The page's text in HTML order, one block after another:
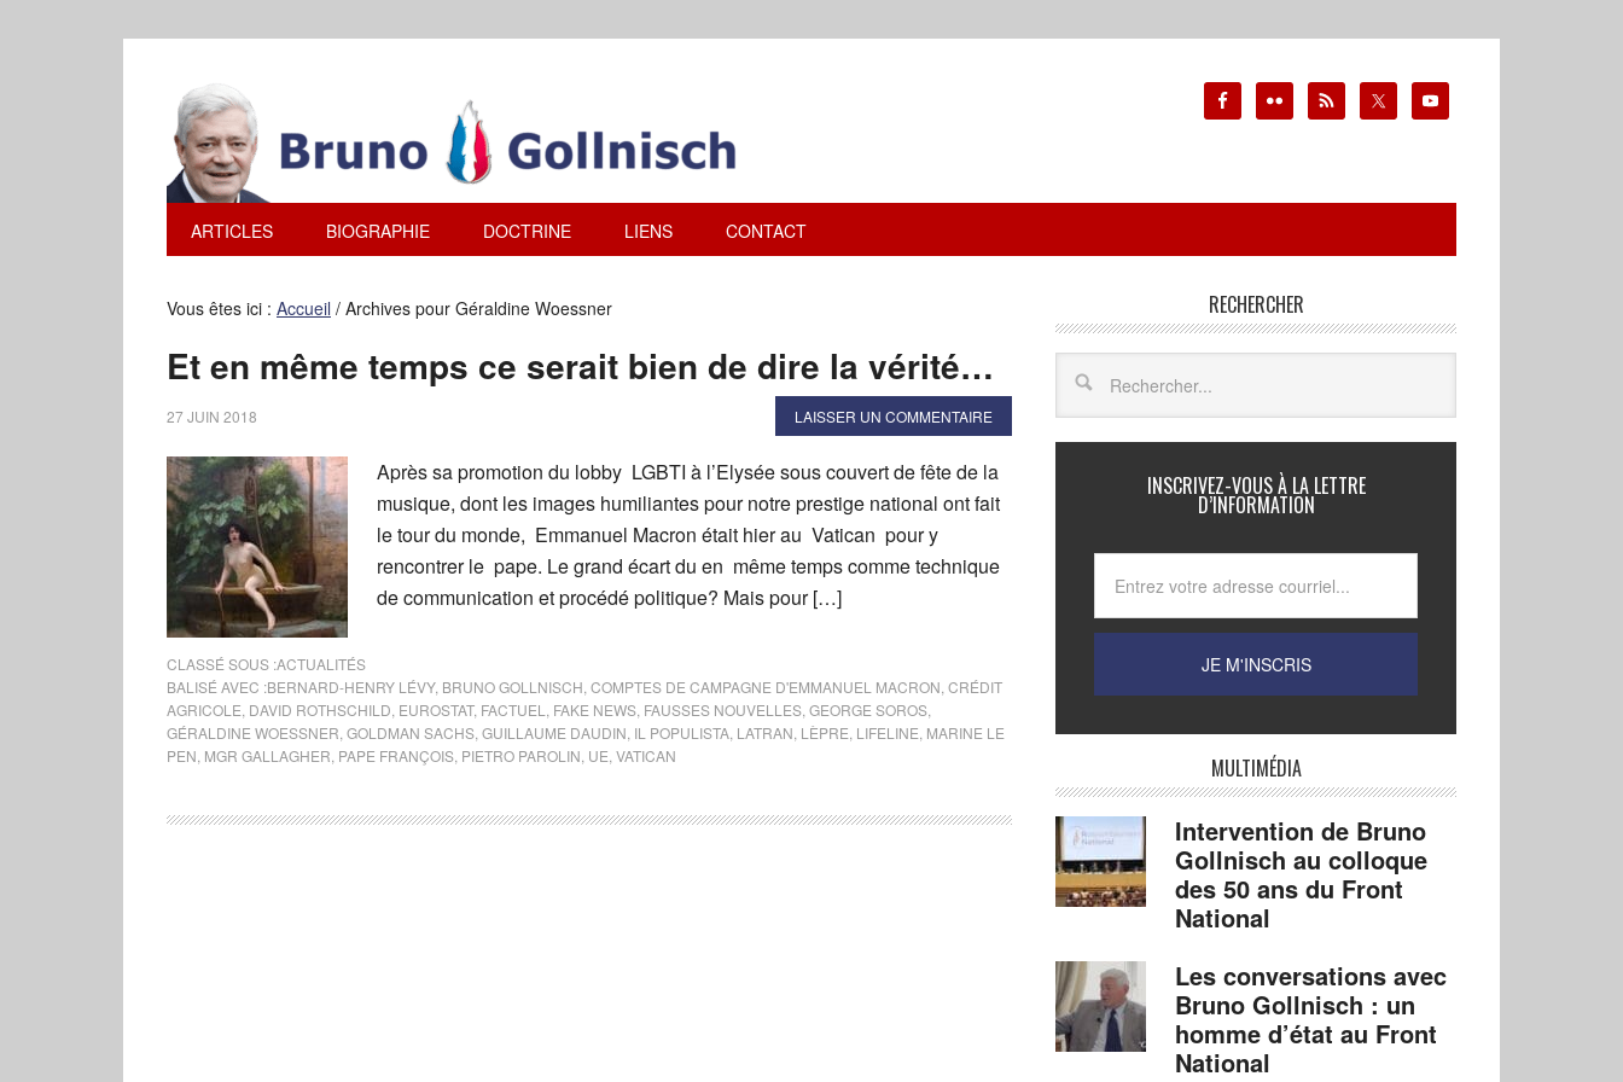
ARTICLES BIOGRAPHIE DOCTRINE LIENS CONTACT
Vous êtes ici : Accueil / Archives pour Géraldine Woessner
Et en même temps ce serait bien de dire la vérité…
27 JUIN 2018 LAISSER UN COMMENTAIRE
Après sa promotion du lobby LGBTI à l’Elysée sous couvert de fête de la
musique, dont les images humiliantes pour notre prestige national ont fait
le tour du monde, Emmanuel Macron était hier au Vatican pour y
rencontrer le pape. Le grand écart du en même temps comme technique
de communication et procédé politique? Mais pour […]
CLASSÉ SOUS :ACTUALITÉS
BALISÉ AVEC :BERNARD-HENRY LÉVY, BRUNO GOLLNISCH COMPTES DE CAMPAGNE D'EMMANUEL MACRON CRÉDIT
AGRICOLE DAVID ROTHSCHILD EUROSTAT, FACTUEL FAKE NEWS FAUSSES NOUVELLES GEORGE SOROS
GÉRALDINE WOESSNER GOLDMAN SACHS GUILLAUME DAUDIN IL POPULISTA LATRAN LÈPRE LIFELINE MARINE LE
PEN MGR GALLAGHER PAPE FRANÇOIS PIETRO PAROLIN UE VATICAN
RECHERCHER
INSCRIVEZ-VOUS À LA LETTRE
D’INFORMATION
MULTIMÉDIA
Intervention de Bruno
Gollnisch au colloque
des 50 ans du Front
National
Les conversations avec
Bruno Gollnisch : un
homme d’état au Front
National